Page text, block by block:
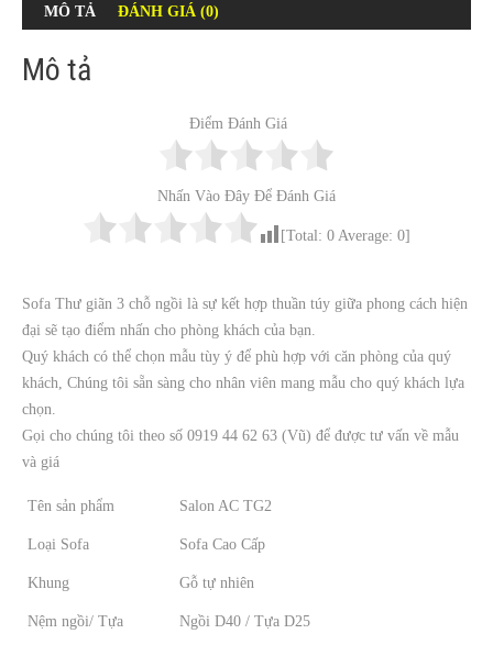
MÔ TẢ ĐÁNH GIÁ (0)
Mô tả
Điểm Đánh Giá
Nhấn Vào Đây Để Đánh Giá
[Total: 0 Average: 0]
Sofa Thư giãn 3 chỗ ngồi là sự kết hợp thuần túy giữa phong cách hiện
đại sẽ tạo điểm nhấn cho phòng khách của bạn.
Quý khách có thể chọn mẫu tùy ý để phù hợp với căn phòng của quý
khách, Chúng tôi sẵn sàng cho nhân viên mang mẫu cho quý khách lựa
chọn.
Gọi cho chúng tôi theo số 0919 44 62 63 (Vũ) để được tư vấn về mẫu
và giá
Tên sản phẩm Salon AC TG2
Loại Sofa Sofa Cao Cấp
Khung Gỗ tự nhiên
Nệm ngồi/ Tựa Ngồi D40 / Tựa D25